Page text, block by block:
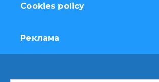
Cookies policy
Реклама